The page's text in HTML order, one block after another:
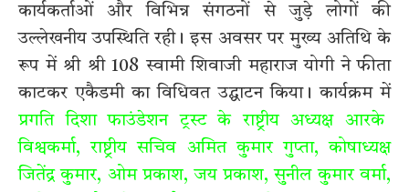
कार्यकर्ताओं और विभिन्न संगठनों से जुड़े लोगों की
उल्लेखनीय उपस्थिति रही। इस अवसर पर मुख्य अतिथि के
रूप में श्री श्री 108 स्वामी शिवाजी महाराज योगी ने फीता
काटकर एकैडमी का विधिवत उद्घाटन किया। कार्यक्रम में
प्रगति दिशा फाउंडेशन ट्रस्ट के राष्ट्रीय अध्यक्ष आरके
विश्वकर्मा, राष्ट्रीय सचिव अमित कुमार गुप्ता, कोषाध्यक्ष
जितेंद्र कुमार, ओम प्रकाश, जय प्रकाश, सुनील कुमार वर्मा,